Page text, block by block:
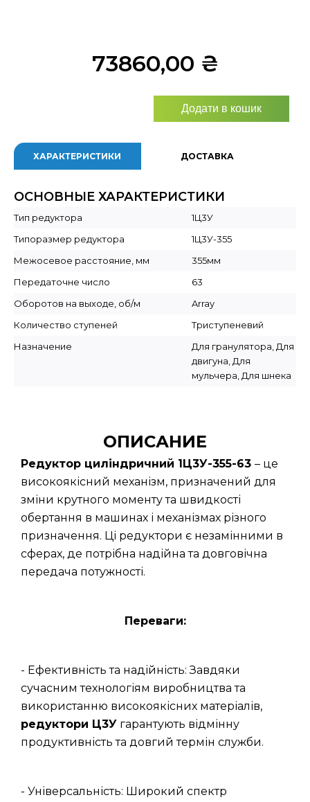
73860,00 ₴
Додати в кошик
ХАРАКТЕРИСТИКИ ДОСТАВКА
ОСНОВНЫЕ ХАРАКТЕРИСТИКИ
Тип редуктора
1Ц3У
Типоразмер редуктора
1Ц3У-355
Межосевое расстояние, мм
355мм
Передаточне число
63
Оборотов на выходе, об/м
Array
Количество ступеней
Триступеневий
Назначение
Для гранулятора, Для
двигуна, Для
мульчера, Для шнека
ОПИСАНИЕ
Редуктор циліндричний 1Ц3У-355-63 – це
високоякісний механізм, призначений для
зміни крутного моменту та швидкості
обертання в машинах і механізмах різного
призначення. Ці редуктори є незамінними в
сферах, де потрібна надійна та довговічна
передача потужності.
Переваги:
- Ефективність та надійність: Завдяки
сучасним технологіям виробництва та
використанню високоякісних матеріалів,
редуктори Ц3У гарантують відмінну
продуктивність та довгий термін служби.
- Універсальність: Широкий спектр